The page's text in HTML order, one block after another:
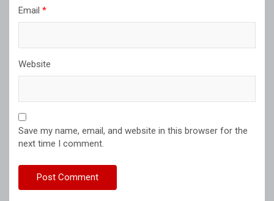
Email *
Website
Save my name, email, and website in this browser for the
next time I comment.